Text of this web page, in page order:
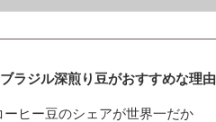
ラジル深煎り豆がおすすめな理由
ーヒー豆のシェアが世界一だか